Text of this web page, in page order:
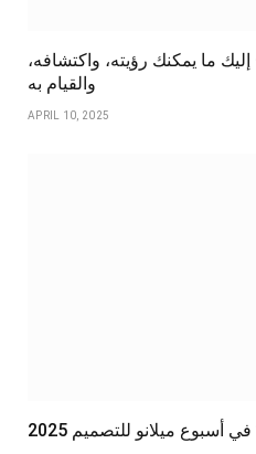
ما يمكنك رؤيته، واكتشافه،
والقيام به
APRIL 10, 2025
ميلانو للتصميم 2025